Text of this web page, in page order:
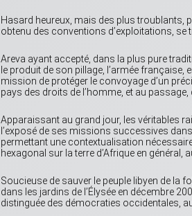
Hasard heureux, mais des plus troublants,
obtenu des conventions d’exploitations, se
Areva ayant accepté, dans la plus pure
le produit de son pillage, l’armée
mission de protéger le convoyage d’un
pays des droits de l’homme, et au
Apparaissant au grand jour, les véritables
l’exposé de ses missions successives
permettant une contextualisation
hexagonal sur la terre d’Afrique en général,
Soucieuse de sauver le peuple libyen de la
dans les jardins de l’Élysée en décembre
distinguée des démocraties occidentales,